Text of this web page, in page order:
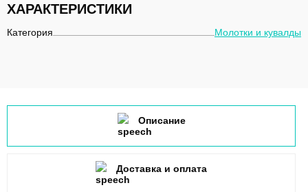
ХАРАКТЕРИСТИКИ
Категория Молотки и кувалды
Описание
Доставка и оплата